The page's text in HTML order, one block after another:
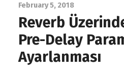
February 5, 2018
Reverb
Pre-Delay
Ayarlanması